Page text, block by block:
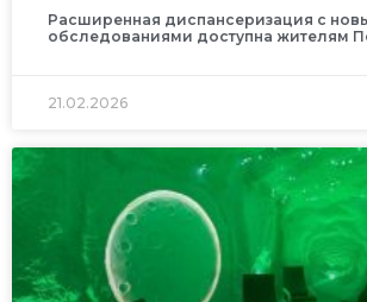
Расширенная диспансеризация с
обследованиями доступна жителям
21.02.2026